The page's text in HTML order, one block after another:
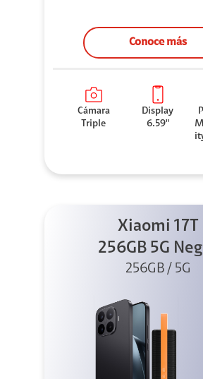
Conoce más
Cámara
Triple
Display
6.59"
Xiaomi 17T
256GB 5G
+ Sound
256GB / 5G